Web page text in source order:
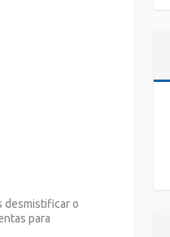
desmistificar o
para